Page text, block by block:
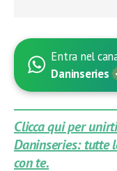
Entra nel
Daninseries
Clicca qui per
Daninseries: tutte
con te.